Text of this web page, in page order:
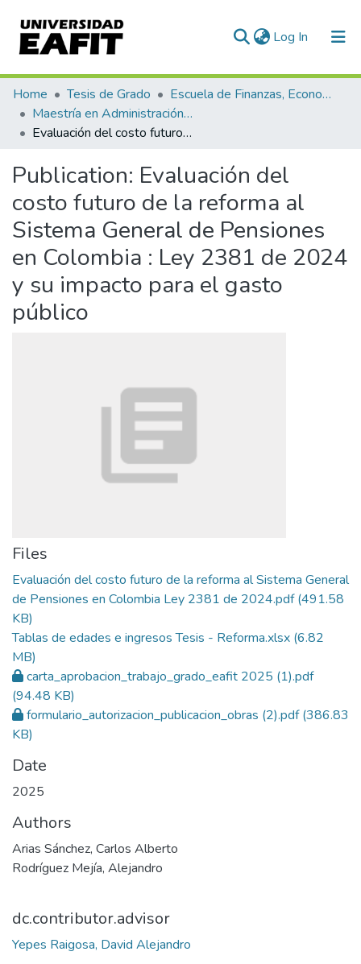
Log In (current)
Communities & Collections
All of DSpace
Home Tesis de Grado
Escuela de Finanzas, Economía y Gobierno
Maestría en Administración Financiera (tesis)
Evaluación del costo futuro de la reforma al Sistema General de Pensiones en Colombia : Ley 2381 de 2024 y su impacto para el gasto público
Publication: Evaluación del
costo futuro de la reforma al
Sistema General de Pensiones
en Colombia : Ley 2381 de 2024
y su impacto para el gasto
público
Files
Evaluación del costo futuro de la reforma al Sistema General
de Pensiones en Colombia Ley 2381 de 2024.pdf(491.58
KB)
Tablas de edades e ingresos Tesis - Reforma.xlsx (6.82
MB)
carta_aprobacion_trabajo_grado_eafit 2025 (1).pdf
(94.48 KB)
formulario_autorizacion_publicacion_obras (2).pdf(386.83
KB)
Date
2025
Authors
Arias Sánchez, Carlos Alberto
Rodríguez Mejía, Alejandro
dc.contributor.advisor
Yepes Raigosa, David Alejandro